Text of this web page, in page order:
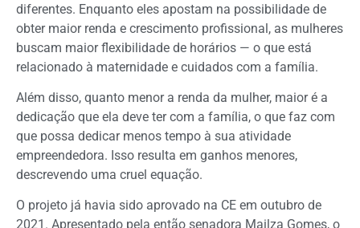
diferentes. Enquanto eles apostam na possibilidade de
obter maior renda e crescimento profissional, as mulheres
buscam maior flexibilidade de horários — o que está
relacionado à maternidade e cuidados com a família.
Além disso, quanto menor a renda da mulher, maior é a
dedicação que ela deve ter com a família, o que faz com
que possa dedicar menos tempo à sua atividade
empreendedora. Isso resulta em ganhos menores,
descrevendo uma cruel equação.
O projeto já havia sido aprovado na CE em outubro de
2021. Apresentado pela então senadora Mailza Gomes, o